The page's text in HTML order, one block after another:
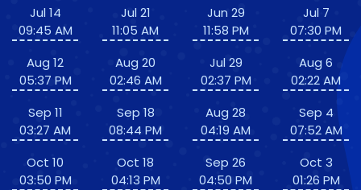
Jul 14
09:45 AM
Aug 12
05:37 PM
Sep 11
03:27 AM
Oct 10
03:50 PM
Jul 21
11:05 AM
Aug 20
02:46 AM
Sep 18
08:44 PM
Oct 18
04:13 PM
Jun 29
11:58 PM
Jul 29
02:37 PM
Aug 28
04:19 AM
Sep 26
04:50 PM
Jul 7
07:30 PM
Aug 6
02:22 AM
Sep 4
07:52 AM
Oct 3
01:26 PM